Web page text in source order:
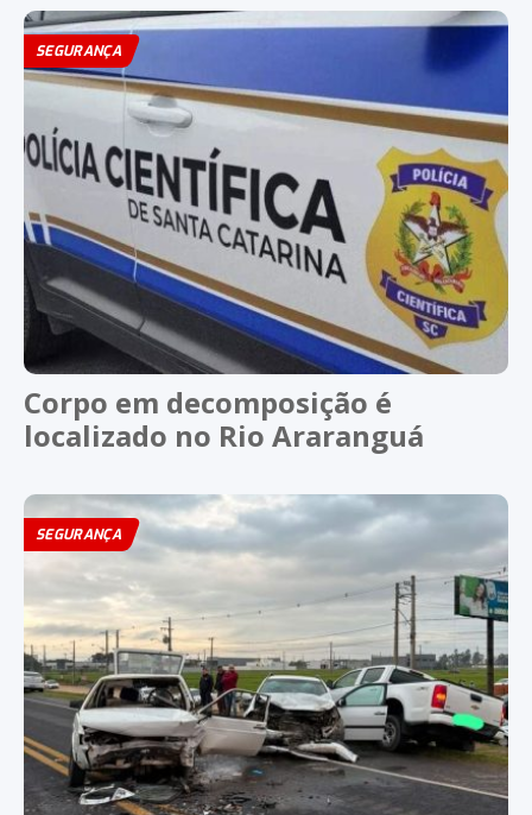
SEGURANÇA
Corpo em decomposição é
localizado no Rio Araranguá
SEGURANÇA